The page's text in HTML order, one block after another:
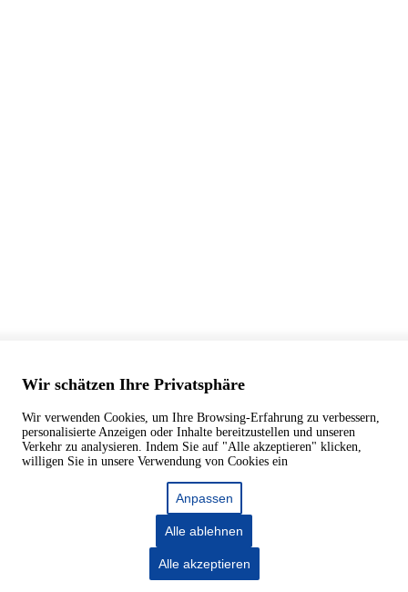
Wir schätzen Ihre Privatsphäre
Wir verwenden Cookies, um Ihre Browsing-Erfahrung zu verbessern,
personalisierte Anzeigen oder Inhalte bereitzustellen und unseren
Verkehr zu analysieren. Indem Sie auf "Alle akzeptieren" klicken,
willigen Sie in unsere Verwendung von Cookies ein
Anpassen
Alle ablehnen
Alle akzeptieren